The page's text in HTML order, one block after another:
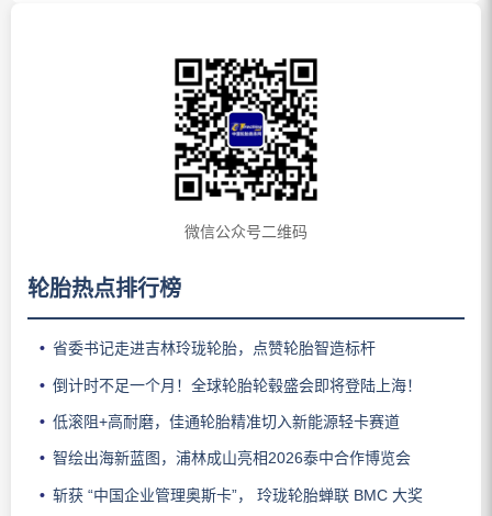
微信公众号二维码
轮胎热点排行榜
省委书记走进吉林玲珑轮胎，点赞轮胎智造标杆
倒计时不足一个月！全球轮胎轮毂盛会即将登陆上海！
低滚阻+高耐磨，佳通轮胎精准切入新能源轻卡赛道
智绘出海新蓝图，浦林成山亮相2026泰中合作博览会
斩获 “中国企业管理奥斯卡”， 玲珑轮胎蝉联 BMC 大奖